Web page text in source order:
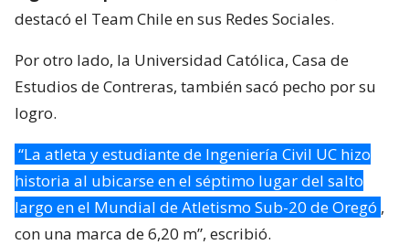
destacó el Team Chile en sus Redes Sociales.
Por otro lado, la Universidad Católica, Casa de
Estudios de Contreras, también sacó pecho por su
logro.
“La atleta y estudiante de Ingeniería Civil UC hizo
historia al ubicarse en el séptimo lugar del salto
largo en el Mundial de Atletismo Sub-20 de Oregó ,
con una marca de 6,20 m”, escribió.